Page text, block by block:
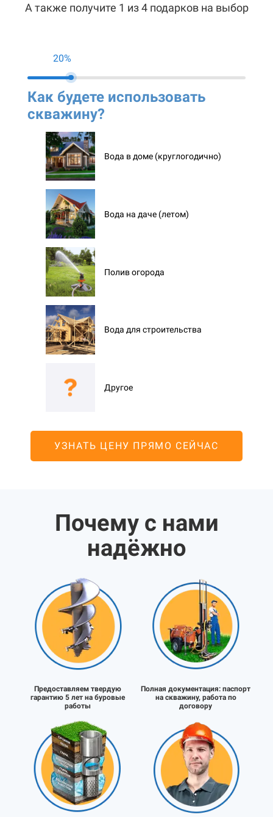
А также получите 1 из 4 подарков на выбор
20%
Как будете использовать
скважину?
Вода в доме (круглогодично)
Вода на даче (летом)
Полив огорода
Вода для строительства
Другое
УЗНАТЬ ЦЕНУ ПРЯМО СЕЙЧАС
Почему с нами
надёжно
Предоставляем твердую
гарантию 5 лет на буровые
работы
Полная документация: паспорт
на скважину, работа по
договору